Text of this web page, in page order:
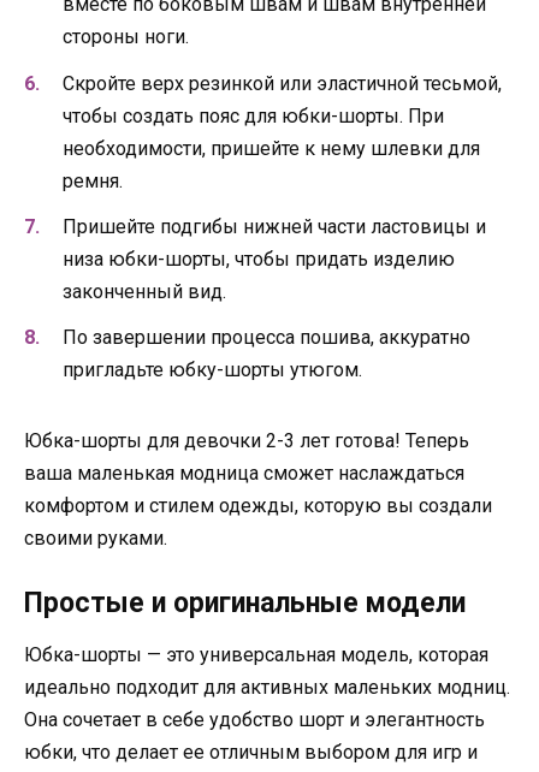
вместе по боковым швам и швам внутренней
стороны ноги.
Скройте верх резинкой или эластичной тесьмой,
чтобы создать пояс для юбки-шорты. При
необходимости, пришейте к нему шлевки для
ремня.
Пришейте подгибы нижней части ластовицы и
низа юбки-шорты, чтобы придать изделию
законченный вид.
По завершении процесса пошива, аккуратно
пригладьте юбку-шорты утюгом.
Юбка-шорты для девочки 2-3 лет готова! Теперь
ваша маленькая модница сможет наслаждаться
комфортом и стилем одежды, которую вы создали
своими руками.
Простые и оригинальные модели
Юбка-шорты — это универсальная модель, которая
идеально подходит для активных маленьких модниц.
Она сочетает в себе удобство шорт и элегантность
юбки, что делает ее отличным выбором для игр и